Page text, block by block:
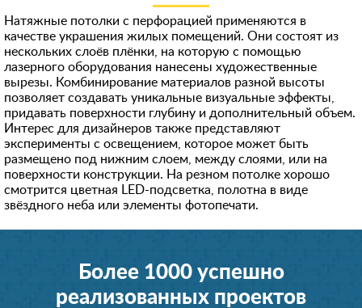
Натяжные потолки с перфорацией применяются в
качестве украшения жилых помещений. Они состоят из
нескольких слоёв плёнки, на которую с помощью
лазерного оборудования нанесены художественные
вырезы. Комбинирование материалов разной высоты
позволяет создавать уникальные визуальные эффекты,
придавать поверхности глубину и дополнительный объем.
Интерес для дизайнеров также представляют
эксперименты с освещением, которое может быть
размещено под нижним слоем, между слоями, или на
поверхности конструкции. На резном потолке хорошо
смотрится цветная LED-подсветка, полотна в виде
звёздного неба или элементы фотопечати.
Более 1000 успешно
реализованных проектов